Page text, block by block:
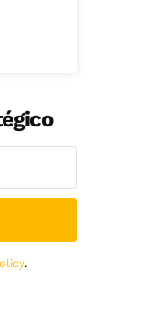
.